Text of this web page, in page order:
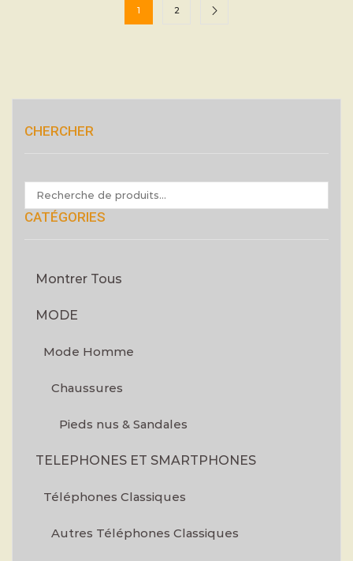
1 2
CHERCHER
CATÉGORIES
Montrer Tous
MODE
Mode Homme
Chaussures
Pieds nus & Sandales
TELEPHONES ET SMARTPHONES
Téléphones Classiques
Autres Téléphones Classiques